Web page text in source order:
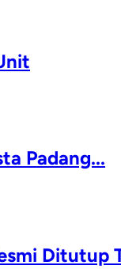
Padang...
Ditutup